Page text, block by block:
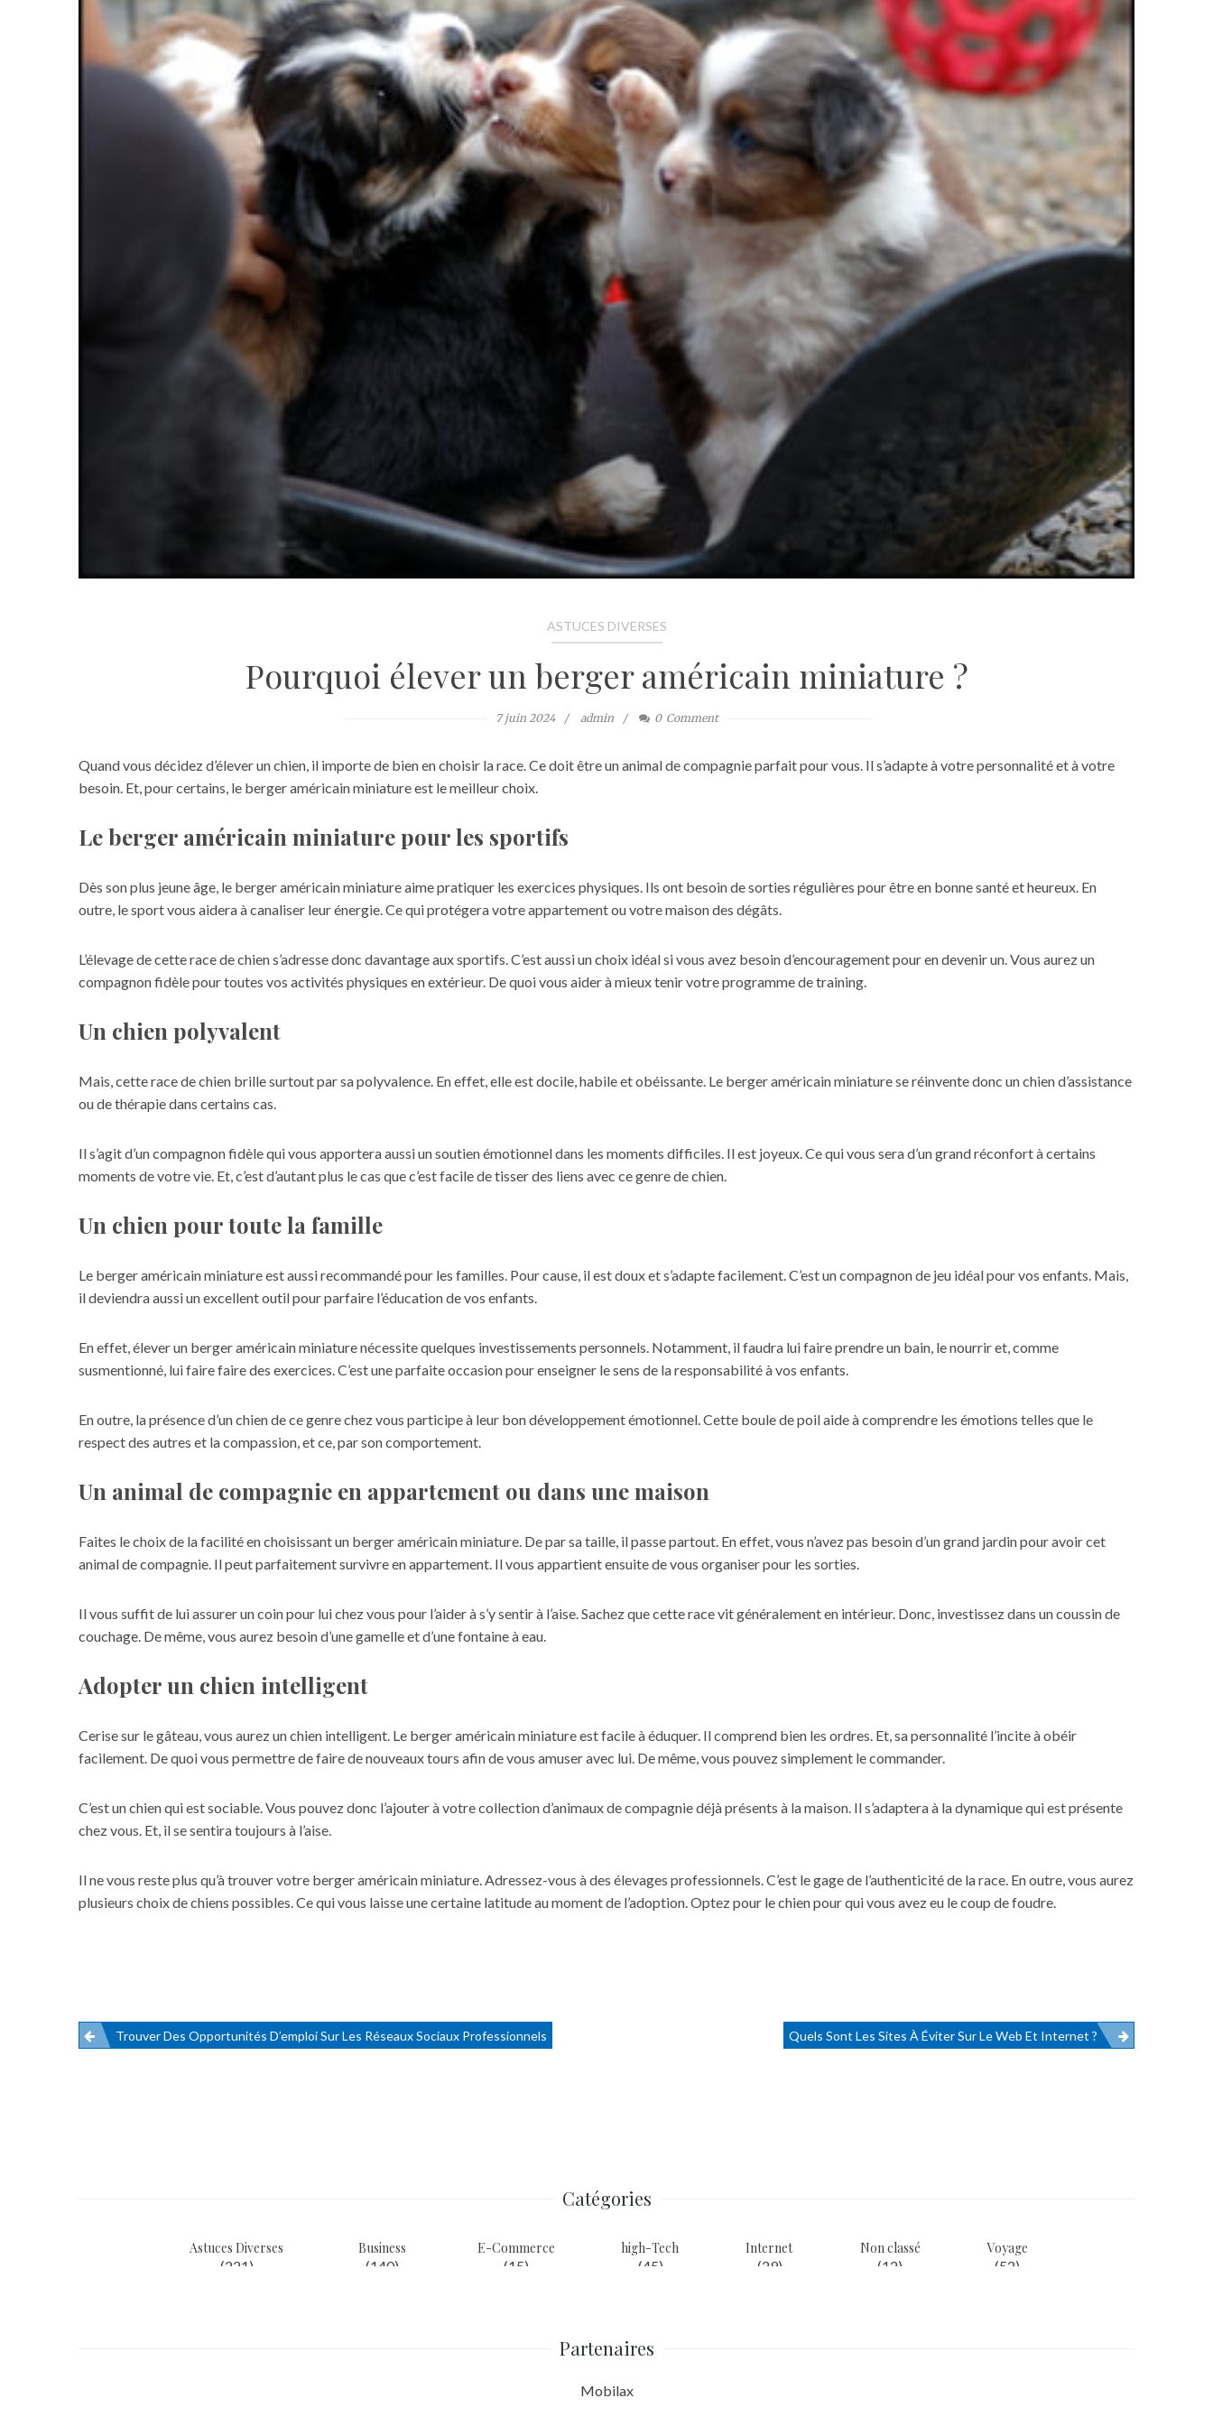
ASTUCES DIVERSES
Pourquoi élever un berger américain miniature ?
7 juin 2024 admin 0 Comment
Quand vous décidez d’élever un chien, il importe de bien en choisir la race. Ce doit être un animal de compagnie parfait pour vous. Il s’adapte à votre personnalité et à votre
besoin. Et, pour certains, le berger américain miniature est le meilleur choix.
Le berger américain miniature pour les sportifs
Dès son plus jeune âge, le berger américain miniature aime pratiquer les exercices physiques. Ils ont besoin de sorties régulières pour être en bonne santé et heureux. En
outre, le sport vous aidera à canaliser leur énergie. Ce qui protégera votre appartement ou votre maison des dégâts.
L’élevage de cette race de chien s’adresse donc davantage aux sportifs. C’est aussi un choix idéal si vous avez besoin d’encouragement pour en devenir un. Vous aurez un
compagnon fidèle pour toutes vos activités physiques en extérieur. De quoi vous aider à mieux tenir votre programme de training.
Un chien polyvalent
Mais, cette race de chien brille surtout par sa polyvalence. En effet, elle est docile, habile et obéissante. Le berger américain miniature se réinvente donc un chien d’assistance
ou de thérapie dans certains cas.
Il s’agit d’un compagnon fidèle qui vous apportera aussi un soutien émotionnel dans les moments difficiles. Il est joyeux. Ce qui vous sera d’un grand réconfort à certains
moments de votre vie. Et, c’est d’autant plus le cas que c’est facile de tisser des liens avec ce genre de chien.
Un chien pour toute la famille
Le berger américain miniature est aussi recommandé pour les familles. Pour cause, il est doux et s’adapte facilement. C’est un compagnon de jeu idéal pour vos enfants. Mais,
il deviendra aussi un excellent outil pour parfaire l’éducation de vos enfants.
En effet, élever un berger américain miniature nécessite quelques investissements personnels. Notamment, il faudra lui faire prendre un bain, le nourrir et, comme
susmentionné, lui faire faire des exercices. C’est une parfaite occasion pour enseigner le sens de la responsabilité à vos enfants.
En outre, la présence d’un chien de ce genre chez vous participe à leur bon développement émotionnel. Cette boule de poil aide à comprendre les émotions telles que le
respect des autres et la compassion, et ce, par son comportement.
Un animal de compagnie en appartement ou dans une maison
Faites le choix de la facilité en choisissant un berger américain miniature. De par sa taille, il passe partout. En effet, vous n’avez pas besoin d’un grand jardin pour avoir cet
animal de compagnie. Il peut parfaitement survivre en appartement. Il vous appartient ensuite de vous organiser pour les sorties.
Il vous suffit de lui assurer un coin pour lui chez vous pour l’aider à s’y sentir à l’aise. Sachez que cette race vit généralement en intérieur. Donc, investissez dans un coussin de
couchage. De même, vous aurez besoin d’une gamelle et d’une fontaine à eau.
Adopter un chien intelligent
Cerise sur le gâteau, vous aurez un chien intelligent. Le berger américain miniature est facile à éduquer. Il comprend bien les ordres. Et, sa personnalité l’incite à obéir
facilement. De quoi vous permettre de faire de nouveaux tours afin de vous amuser avec lui. De même, vous pouvez simplement le commander.
C’est un chien qui est sociable. Vous pouvez donc l’ajouter à votre collection d’animaux de compagnie déjà présents à la maison. Il s’adaptera à la dynamique qui est présente
chez vous. Et, il se sentira toujours à l’aise.
Il ne vous reste plus qu’à trouver votre berger américain miniature. Adressez-vous à des élevages professionnels. C’est le gage de l’authenticité de la race. En outre, vous aurez
plusieurs choix de chiens possibles. Ce qui vous laisse une certaine latitude au moment de l’adoption. Optez pour le chien pour qui vous avez eu le coup de foudre.
Navigation
Trouver Des Opportunités D’emploi Sur Les Réseaux Sociaux Professionnels Quels Sont Les Sites À Éviter Sur Le Web Et Internet ?
Catégories
Astuces Diverses
(221)
Business
(140)
E-Commerce
(15)
high-Tech
(45)
Internet
(29)
Non classé
(12)
Voyage
(52)
Partenaires
Mobilax